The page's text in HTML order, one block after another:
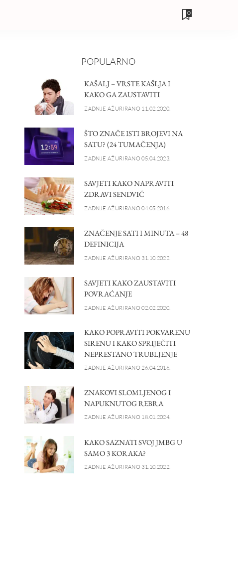
0
POPULARNO
KAŠALJ – VRSTE KAŠLJA I
KAKO GA ZAUSTAVITI
ZADNJE AŽURIRANO 11.02.2020.
ŠTO ZNAČE ISTI BROJEVI NA
SATU? (24 TUMAČENJA)
ZADNJE AŽURIRANO 05.04.2023.
SAVJETI KAKO NAPRAVITI
ZDRAVI SENDVIČ
ZADNJE AŽURIRANO 04.05.2016.
ZNAČENJE SATI I MINUTA – 48
DEFINICIJA
ZADNJE AŽURIRANO 31.10.2022.
SAVJETI KAKO ZAUSTAVITI
POVRAĆANJE
ZADNJE AŽURIRANO 02.02.2020.
KAKO POPRAVITI POKVARENU
SIRENU I KAKO SPRIJEČITI
NEPRESTANO TRUBLJENJE
ZADNJE AŽURIRANO 26.04.2016.
ZNAKOVI SLOMLJENOG I
NAPUKNUTOG REBRA
ZADNJE AŽURIRANO 18.01.2024.
KAKO SAZNATI SVOJ JMBG U
SAMO 3 KORAKA?
ZADNJE AŽURIRANO 31.10.2022.